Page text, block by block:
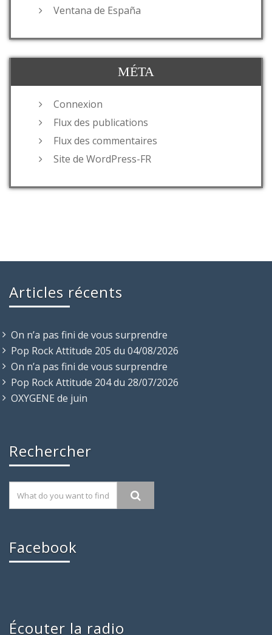
Ventana de España
MÉTA
Connexion
Flux des publications
Flux des commentaires
Site de WordPress-FR
Articles récents
On n’a pas fini de vous surprendre
Pop Rock Attitude 205 du 04/08/2026
On n’a pas fini de vous surprendre
Pop Rock Attitude 204 du 28/07/2026
OXYGENE de juin
Rechercher
Facebook
Écouter la radio